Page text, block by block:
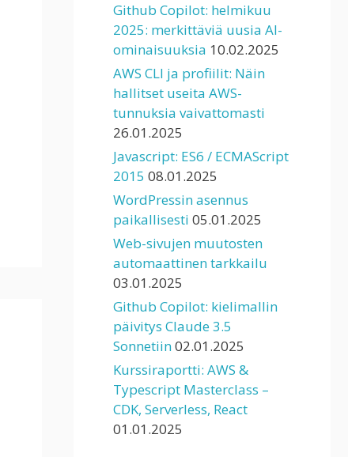
Github Copilot: helmikuu
2025: merkittäviä uusia AI-
ominaisuuksia 10.02.2025
AWS CLI ja profiilit: Näin
hallitset useita AWS-
tunnuksia vaivattomasti
26.01.2025
Javascript: ES6 / ECMAScript
2015 08.01.2025
WordPressin asennus
paikallisesti 05.01.2025
Web-sivujen muutosten
automaattinen tarkkailu
03.01.2025
Github Copilot: kielimallin
päivitys Claude 3.5
Sonnetiin02.01.2025
Kurssiraportti: AWS &
Typescript Masterclass –
CDK, Serverless, React
01.01.2025